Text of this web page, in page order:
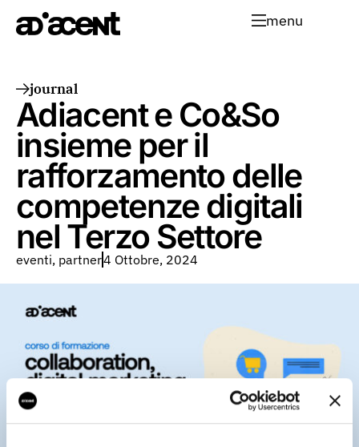
menu
journal
Adiacent e Co&So
insieme per il
rafforzamento delle
competenze digitali
nel Terzo Settore
eventi, partner4 Ottobre, 2024